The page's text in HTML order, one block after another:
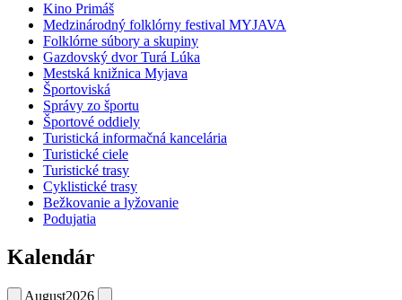
Kino Primáš
Medzinárodný folklórny festival MYJAVA
Folklórne súbory a skupiny
Gazdovský dvor Turá Lúka
Mestská knižnica Myjava
Športoviská
Správy zo športu
Športové oddiely
Turistická informačná kancelária
Turistické ciele
Turistické trasy
Cyklistické trasy
Bežkovanie a lyžovanie
Podujatia
Kalendár
August2026